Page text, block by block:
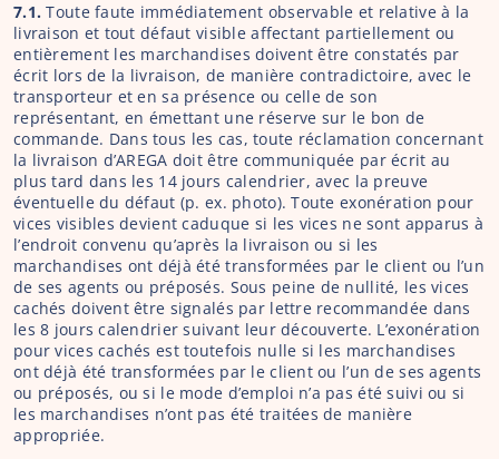
7.1. Toute faute immédiatement observable et relative à la
livraison et tout défaut visible affectant partiellement ou
entièrement les marchandises doivent être constatés par
écrit lors de la livraison, de manière contradictoire, avec le
transporteur et en sa présence ou celle de son
représentant, en émettant une réserve sur le bon de
commande. Dans tous les cas, toute réclamation concernant
la livraison d’AREGA doit être communiquée par écrit au
plus tard dans les 14 jours calendrier, avec la preuve
éventuelle du défaut (p. ex. photo). Toute exonération pour
vices visibles devient caduque si les vices ne sont apparus à
l’endroit convenu qu’après la livraison ou si les
marchandises ont déjà été transformées par le client ou l’un
de ses agents ou préposés. Sous peine de nullité, les vices
cachés doivent être signalés par lettre recommandée dans
les 8 jours calendrier suivant leur découverte. L’exonération
pour vices cachés est toutefois nulle si les marchandises
ont déjà été transformées par le client ou l’un de ses agents
ou préposés, ou si le mode d’emploi n’a pas été suivi ou si
les marchandises n’ont pas été traitées de manière
appropriée.